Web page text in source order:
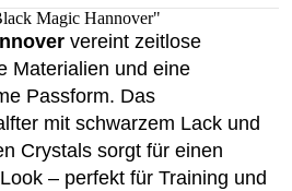
Magic Hannover"
vereint zeitlose
Materialien und eine
Passform. Das
mit schwarzem Lack und
Crystals sorgt für einen
– perfekt für Training und